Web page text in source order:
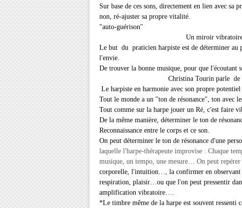
Sur base de ces sons, directement en lien avec sa
non, ré-ajuster sa propre vitalité.
"auto-guérison"
Un miroir vibratoire pour se
Le but du praticien harpiste est de déterminer au
l'envie.
De trouver la bonne musique, pour que l'écoutant
Christina Tourin parle de "créer
Le harpiste en harmonie avec son propre
Tout le monde a un "ton de résonance", ton avec
Tout comme sur la harpe jouer un Ré, c'est faire
De la même manière, déterminer le ton de
Reconnaissance entre le corps et ce son.
On peut déterminer le ton de résonance d'une
laquelle l'harpe-thérapeute improvise : Chaque
musique, un tempo, une mesure… On peut repérer
corporelle, l'intuition…, la confirmer en observant
respiration, plaisir…ou que l'on peut pressentir
amplification vibratoire….
*Le timbre même de la harpe est souvent ressenti